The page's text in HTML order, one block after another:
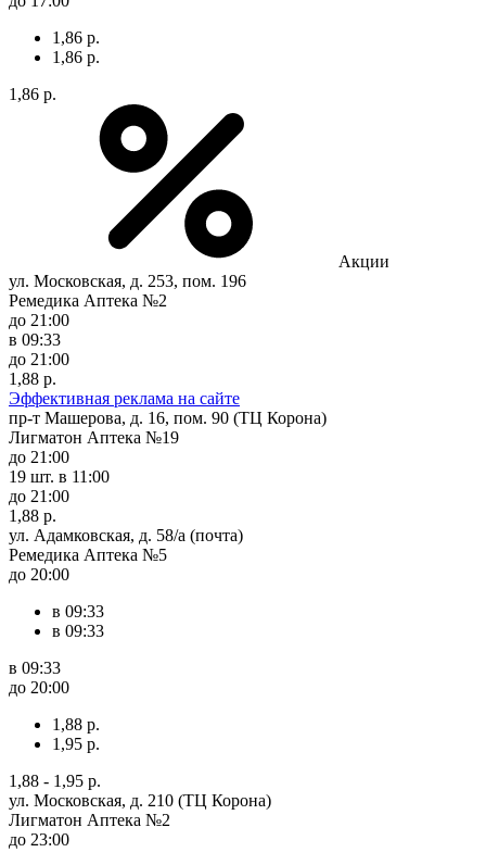
1,86 р.
1,86 р.
1,86 р.
Акции
ул. Московская, д. 253, пом. 196
Ремедика Аптека №2
до 21:00
в 09:33
до 21:00
1,88 р.
Эффективная реклама на сайте
пр-т Машерова, д. 16, пом. 90 (ТЦ Корона)
Лигматон Аптека №19
до 21:00
19 шт. в 11:00
до 21:00
1,88 р.
ул. Адамковская, д. 58/а (почта)
Ремедика Аптека №5
до 20:00
в 09:33
в 09:33
в 09:33
до 20:00
1,88 р.
1,95 р.
1,88 - 1,95 р.
ул. Московская, д. 210 (ТЦ Корона)
Лигматон Аптека №2
до 23:00